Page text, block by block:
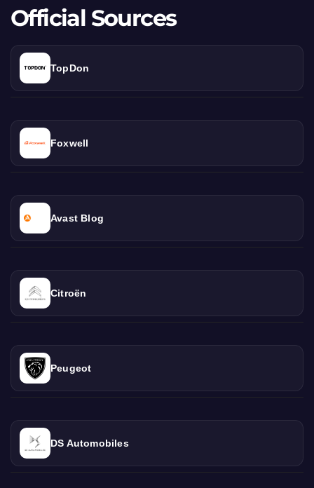
Official Sources
TopDon
Foxwell
Avast Blog
Citroën
Peugeot
DS Automobiles